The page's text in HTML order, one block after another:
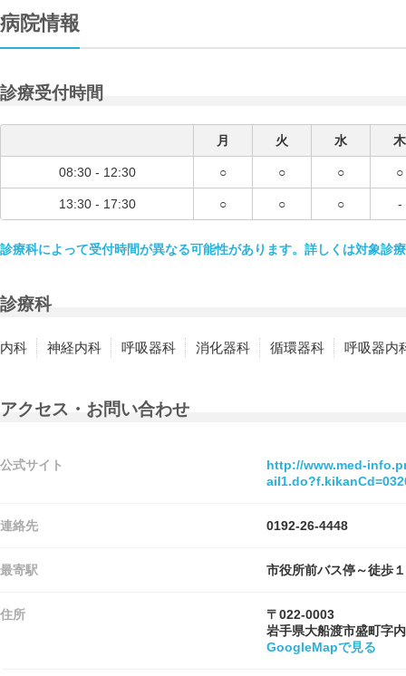
病院情報
診療受付時間
月 火 水 木
08:30 - 12:30 ○ ○ ○ ○
13:30 - 17:30 ○ ○ ○ -
診療科によって受付時間が異なる可能性があります。詳しくは対象診
診療科
内科 神経内科 呼吸器科 消化器科 循環器科 呼吸器内
アクセス・お問い合わせ
公式サイト
http://www.med-
連絡先 0192-26-4448
最寄駅 市役所前バス停～徒歩
住所
〒022-0003
岩手県大船渡市盛町字
GoogleMapで見る